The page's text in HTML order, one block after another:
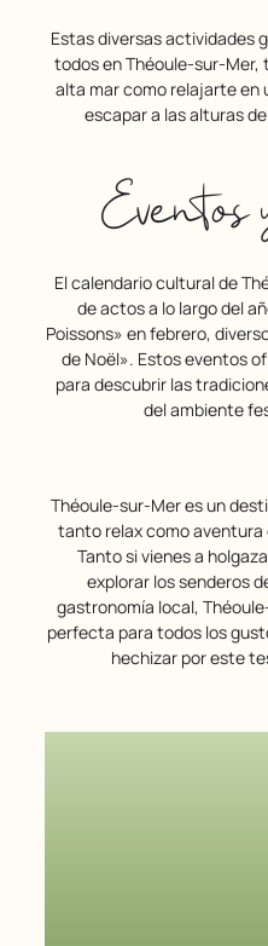
Estas diversas actividades garantizan que haya algo para
todos en Théoule-sur-
alta mar como relajarte en
escapar a las alturas
El calendario cultural de Théoule-sur-Mer está salpicado
de actos a lo largo del
Poissons» en febrero,
de Noël». Estos eventos
para descubrir las
del ambiente
Théoule-sur-Mer es un destino ideal para quienes buscan
tanto relax como
Tanto si vienes a
explorar los senderos
gastronomía local,
perfecta para todos los
hechizar por este